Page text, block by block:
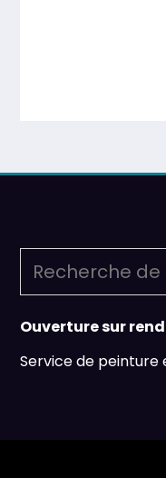
Ouverture sur
Service de peinture